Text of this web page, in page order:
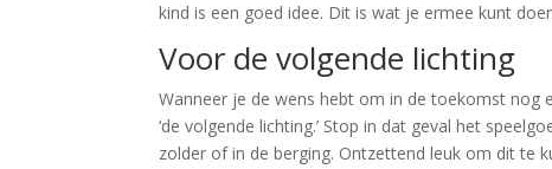
kind is een goed idee. Dit is wat je ermee kunt
Voor de volgende lichting
Wanneer je de wens hebt om in de toekomst nog
‘de volgende lichting.’ Stop in dat geval het
zolder of in de berging. Ontzettend leuk om dit te